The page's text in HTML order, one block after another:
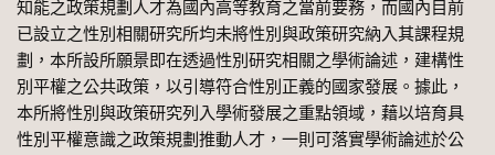
知能之政策規劃人才為國內高等教育之當前要務，而國內目前
已設立之性別相關研究所均未將性別與政策研究納入其課程規
劃，本所設所願景即在透過性別研究相關之學術論述，建構性
別平權之公共政策，以引導符合性別正義的國家發展。據此，
本所將性別與政策研究列入學術發展之重點領域，藉以培育具
性別平權意識之政策規劃推動人才，一則可落實學術論述於公